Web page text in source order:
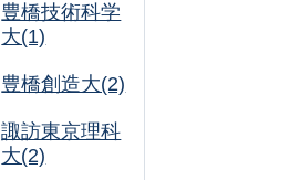
豊橋技術科学
大(1)
豊橋創造大(2)
諏訪東京理科
大(2)